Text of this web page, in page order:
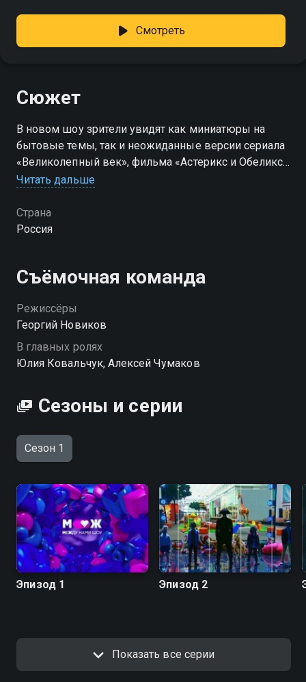
Смотреть
Сюжет
В новом шоу зрители увидят как миниатюры на
бытовые темы, так и неожиданные версии сериала
«Великолепный век», фильма «Астерикс и Обеликс»
и мультфильмов «Шрек» и «История игрушек». На
КВН разных лет: Дмитрий Колчин, Ренат Мухамбаев,
Дмитрий Бушуев, Алексей Кривеня, Иван
которую зрители знают по проектам: «Детский
соберись!».
Посмотреть онлайн 1 сезон сериала Между нами
Шоу вы можете совершенно бесплатно в хорошем
Читать дальше
Страна
Россия
Съёмочная команда
Режиссёры
Георгий Новиков
В главных ролях
Юлия Ковальчук, Алексей Чумаков
Сезоны и серии
Сезон 1
Эпизод 1 Эпизод 2
Показать все серии